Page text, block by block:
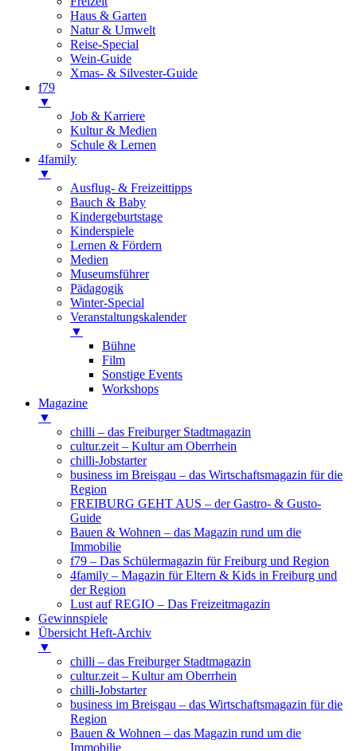
Haus & Garten
Natur & Umwelt
Reise-Special
Wein-Guide
Xmas- & Silvester-Guide
f79
▼
Job & Karriere
Kultur & Medien
Schule & Lernen
4family
▼
Ausflug- & Freizeittipps
Bauch & Baby
Kindergeburtstage
Kinderspiele
Lernen & Fördern
Medien
Museumsführer
Pädagogik
Winter-Special
Veranstaltungskalender
▼
Bühne
Film
Sonstige Events
Workshops
Magazine
▼
chilli – das Freiburger Stadtmagazin
cultur.zeit – Kultur am Oberrhein
chilli-Jobstarter
business im Breisgau – das Wirtschaftsmagazin für die
Region
FREIBURG GEHT AUS – der Gastro- & Gusto-
Guide
Bauen & Wohnen – das Magazin rund um die
Immobilie
f79 – Das Schülermagazin für Freiburg und Region
4family – Magazin für Eltern & Kids in Freiburg und
der Region
Lust auf REGIO – Das Freizeitmagazin
Gewinnspiele
Übersicht Heft-Archiv
▼
chilli – das Freiburger Stadtmagazin
cultur.zeit – Kultur am Oberrhein
chilli-Jobstarter
business im Breisgau – das Wirtschaftsmagazin für die
Region
Bauen & Wohnen – das Magazin rund um die
Immobilie